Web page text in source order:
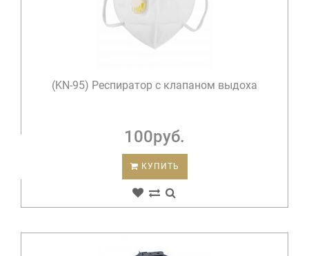
(KN-95) Респиратор с клапаном выдоха
100руб.
КУПИТЬ